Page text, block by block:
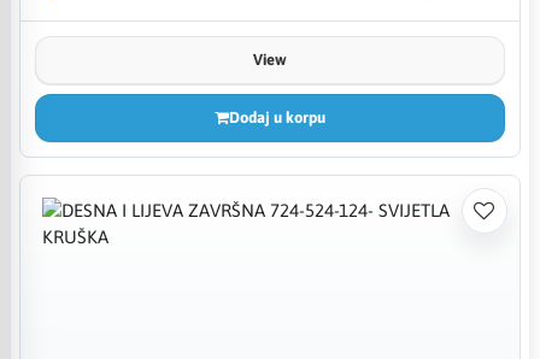
View
Dodaj u korpu